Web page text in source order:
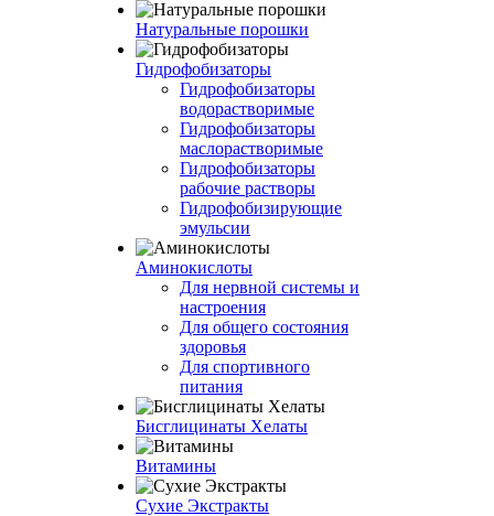
Натуральные порошки
Гидрофобизаторы
Гидрофобизаторы
водорастворимые
Гидрофобизаторы
маслорастворимые
Гидрофобизаторы
рабочие растворы
Гидрофобизирующие
эмульсии
Аминокислоты
Для нервной системы и
настроения
Для общего состояния
здоровья
Для спортивного
питания
Бисглицинаты Хелаты
Витамины
Сухие Экстракты